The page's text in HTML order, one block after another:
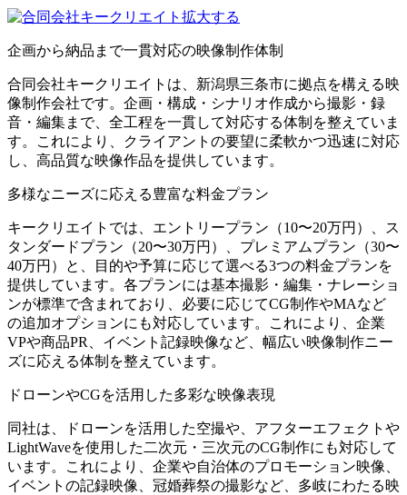
拡大する
企画から納品まで一貫対応の映像制作体制
合同会社キークリエイトは、新潟県三条市に拠点を構える映
像制作会社です。企画・構成・シナリオ作成から撮影・録
音・編集まで、全工程を一貫して対応する体制を整えていま
す。これにより、クライアントの要望に柔軟かつ迅速に対応
し、高品質な映像作品を提供しています。
多様なニーズに応える豊富な料金プラン
キークリエイトでは、エントリープラン（10〜20万円）、ス
タンダードプラン（20〜30万円）、プレミアムプラン（30〜
40万円）と、目的や予算に応じて選べる3つの料金プランを
提供しています。各プランには基本撮影・編集・ナレーショ
ンが標準で含まれており、必要に応じてCG制作やMAなど
の追加オプションにも対応しています。これにより、企業
VPや商品PR、イベント記録映像など、幅広い映像制作ニー
ズに応える体制を整えています。
ドローンやCGを活用した多彩な映像表現
同社は、ドローンを活用した空撮や、アフターエフェクトや
LightWaveを使用した二次元・三次元のCG制作にも対応して
います。これにより、企業や自治体のプロモーション映像、
イベントの記録映像、冠婚葬祭の撮影など、多岐にわたる映